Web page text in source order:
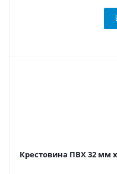
Крестовина ПВХ 32 мм